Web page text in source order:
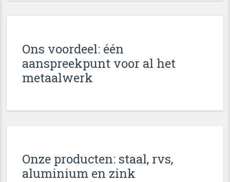
Ons voordeel: één
aanspreekpunt voor al het
metaalwerk
Onze producten: staal, rvs,
aluminium en zink